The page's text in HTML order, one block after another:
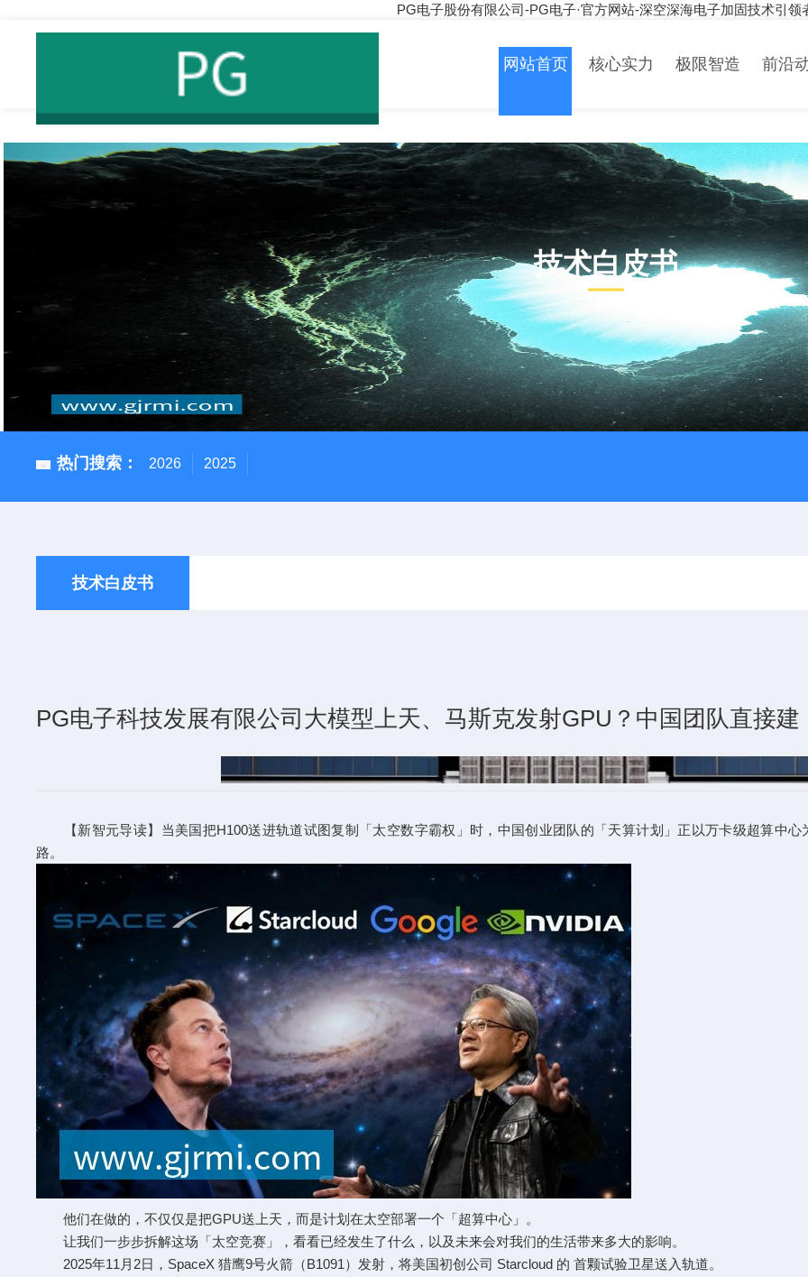
PG电子股份有限公司-PG电子·官方网站-深空深海电子加固技术引领
网站首页 核心实力 极限智造 前沿
技术白皮书
ARTICLE
热门搜索： 2026 2025
技术白皮书
PG电子科技发展有限公司大模型上天、马斯克发射GPU？中国团队直接
【新智元导读】当美国把H100送进轨道试图复制「太空数字霸权」时，中国创业团队的「天算计划」正以万卡级超算中心
路。
他们在做的，不仅仅是把GPU送上天，而是计划在太空部署一个「超算中心」。
让我们一步步拆解这场「太空竞赛」，看看已经发生了什么，以及未来会对我们的生活带来多大的影响。
2025年11月2日，SpaceX 猎鹰9号火箭（B1091）发射，将美国初创公司 Starcloud 的 首颗试验卫星送入轨道。